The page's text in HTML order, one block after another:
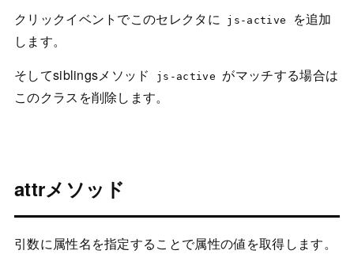
クリックイベントでこのセレクタに
js-active
を追加
します。
そしてsiblingsメソッド
js-active がマッチする場合は
このクラスを削除します。
attrメソッド
引数に属性名を指定することで属性の値を取得します。